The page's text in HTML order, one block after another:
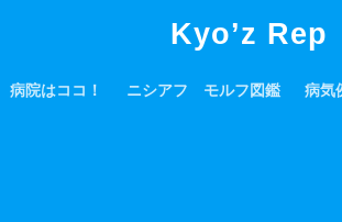
Kyo’z Rep
病院はココ！ ニシアフ モルフ図鑑 病気